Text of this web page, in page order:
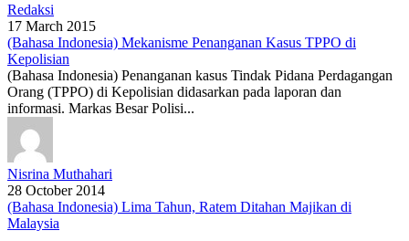
Redaksi
17 March 2015
(Bahasa Indonesia) Mekanisme Penanganan Kasus TPPO di
Kepolisian
(Bahasa Indonesia) Penanganan kasus Tindak Pidana Perdagangan
Orang (TPPO) di Kepolisian didasarkan pada laporan dan
informasi. Markas Besar Polisi...
Nisrina Muthahari
28 October 2014
(Bahasa Indonesia) Lima Tahun, Ratem Ditahan Majikan di
Malaysia